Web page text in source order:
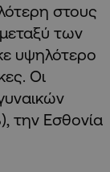
στους
των
υψηλότερο
Οι
την Εσθονία